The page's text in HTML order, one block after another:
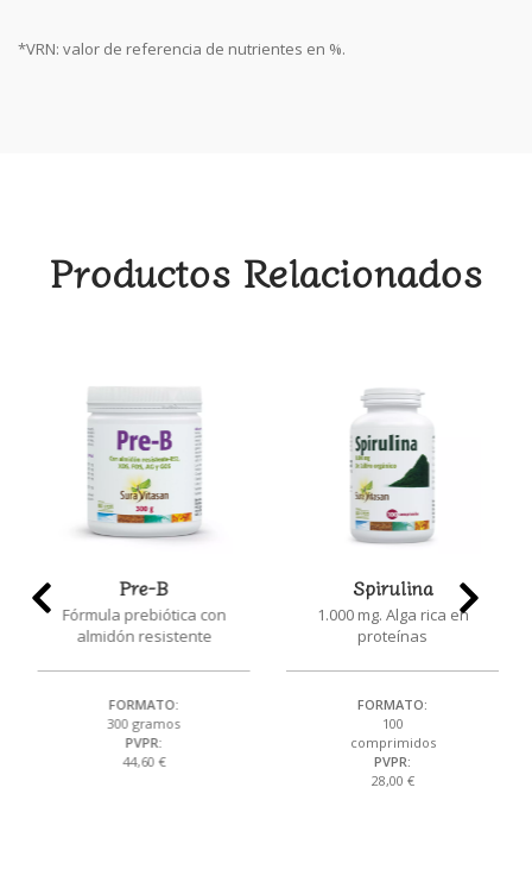
*VRN: valor de referencia de nutrientes en %.
Productos Relacionados
Pre-B
Fórmula prebiótica con
almidón resistente
FORMATO:
300 gramos
PVPR:
44,60 €
Spirulina
1.000 mg. Alga rica en
proteínas
FORMATO:
100
comprimidos
PVPR:
28,00 €